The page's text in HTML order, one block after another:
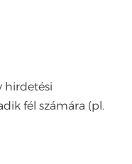
hirdetési
fél számára (pl.